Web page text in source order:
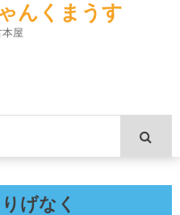
んくまうす
屋
げなく